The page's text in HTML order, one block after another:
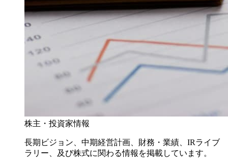
株主・投資家情報
長期ビジョン、中期経営計画、財務・業績、IRライブ
ラリー、及び株式に関わる情報を掲載しています。